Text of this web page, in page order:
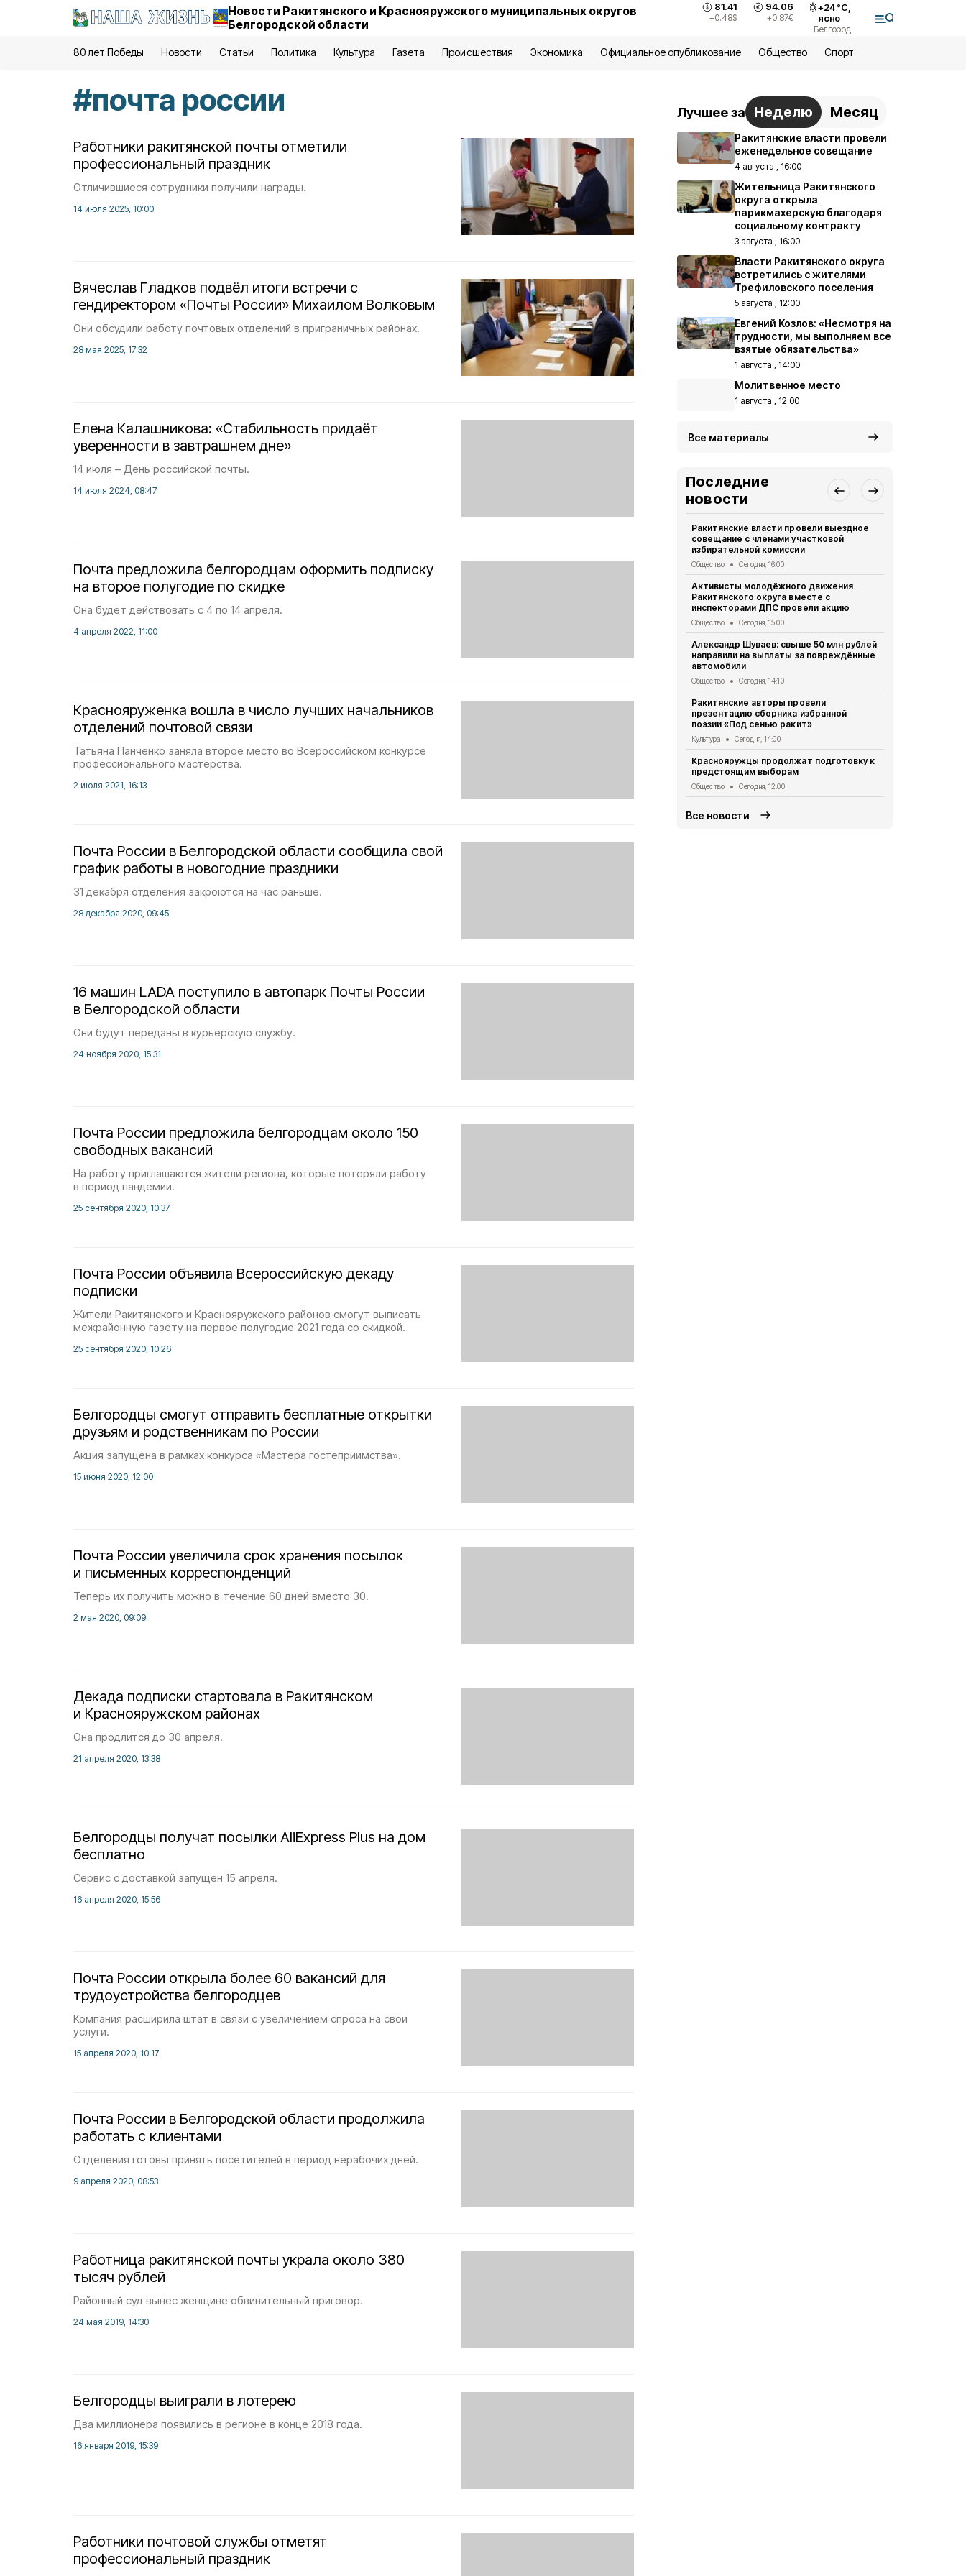
Новости Ракитянского и Краснояружского муниципальных округов
Белгородской области
81.41
+0.48$
94.06
+0.87€
+24°С,
ясно
Белгород
80 лет Победы Новости Статьи Политика Культура Газета Происшествия Экономика Официальное опубликование Общество Спорт
#почта россии
Работники ракитянской почты отметили
профессиональный праздник
Отличившиеся сотрудники получили награды.
14 июля 2025, 10:00
Вячеслав Гладков подвёл итоги встречи с
гендиректором «Почты России» Михаилом Волковым
Они обсудили работу почтовых отделений в приграничных районах.
28 мая 2025, 17:32
Елена Калашникова: «Стабильность придаёт
уверенности в завтрашнем дне»
14 июля – День российской почты.
14 июля 2024, 08:47
Почта предложила белгородцам оформить подписку
на второе полугодие по скидке
Она будет действовать с 4 по 14 апреля.
4 апреля 2022, 11:00
Краснояруженка вошла в число лучших начальников
отделений почтовой связи
Татьяна Панченко заняла второе место во Всероссийском конкурсе
профессионального мастерства.
2 июля 2021, 16:13
Почта России в Белгородской области сообщила свой
график работы в новогодние праздники
31 декабря отделения закроются на час раньше.
28 декабря 2020, 09:45
16 машин LADA поступило в автопарк Почты России
в Белгородской области
Они будут переданы в курьерскую службу.
24 ноября 2020, 15:31
Почта России предложила белгородцам около 150
свободных вакансий
На работу приглашаются жители региона, которые потеряли работу
в период пандемии.
25 сентября 2020, 10:37
Почта России объявила Всероссийскую декаду
подписки
Жители Ракитянского и Краснояружского районов смогут выписать
межрайонную газету на первое полугодие 2021 года со скидкой.
25 сентября 2020, 10:26
Белгородцы смогут отправить бесплатные открытки
друзьям и родственникам по России
Акция запущена в рамках конкурса «Мастера гостеприимства».
15 июня 2020, 12:00
Почта России увеличила срок хранения посылок
и письменных корреспонденций
Теперь их получить можно в течение 60 дней вместо 30.
2 мая 2020, 09:09
Декада подписки стартовала в Ракитянском
и Краснояружском районах
Она продлится до 30 апреля.
21 апреля 2020, 13:38
Белгородцы получат посылки AliExpress Plus на дом
бесплатно
Сервис с доставкой запущен 15 апреля.
16 апреля 2020, 15:56
Почта России открыла более 60 вакансий для
трудоустройства белгородцев
Компания расширила штат в связи с увеличением спроса на свои
услуги.
15 апреля 2020, 10:17
Почта России в Белгородской области продолжила
работать с клиентами
Отделения готовы принять посетителей в период нерабочих дней.
9 апреля 2020, 08:53
Работница ракитянской почты украла около 380
тысяч рублей
Районный суд вынес женщине обвинительный приговор.
24 мая 2019, 14:30
Белгородцы выиграли в лотерею
Два миллионера появились в регионе в конце 2018 года.
16 января 2019, 15:39
Работники почтовой службы отметят
профессиональный праздник
Лучшее за Неделю Месяц
Ракитянские власти провели
еженедельное совещание
4 августа , 16:00
Жительница Ракитянского
округа открыла
парикмахерскую благодаря
социальному контракту
3 августа , 16:00
Власти Ракитянского округа
встретились с жителями
Трефиловского поселения
5 августа , 12:00
Евгений Козлов: «Несмотря на
трудности, мы выполняем все
взятые обязательства»
1 августа , 14:00
Молитвенное место
1 августа , 12:00
Все материалы
Последние
новости
Ракитянские власти провели выездное
совещание с членами участковой
избирательной комиссии
Общество Сегодня, 16:00
Активисты молодёжного движения
Ракитянского округа вместе с
инспекторами ДПС провели акцию
Общество Сегодня, 15:00
Александр Шуваев: свыше 50 млн рублей
направили на выплаты за повреждённые
автомобили
Общество Сегодня, 14:10
Ракитянские авторы провели
презентацию сборника избранной
поэзии «Под сенью ракит»
Культура Сегодня, 14:00
Краснояружцы продолжат подготовку к
предстоящим выборам
Общество Сегодня, 12:00
Все новости